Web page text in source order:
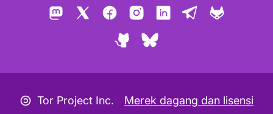
Mastodon FacebookInstagramLinkedInTelegram
GitHubBluesky
Ikon Copyleft
Tor Project Inc. Merek dagang dan lisensi